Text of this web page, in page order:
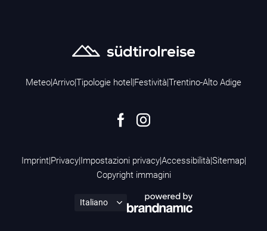
Meteo|Arrivo|Tipologie hotel |Festività|Trentino-Alto Adige
Imprint|Privacy|Impostazioni privacy|Accessibilità|Sitemap|
Copyright immagini